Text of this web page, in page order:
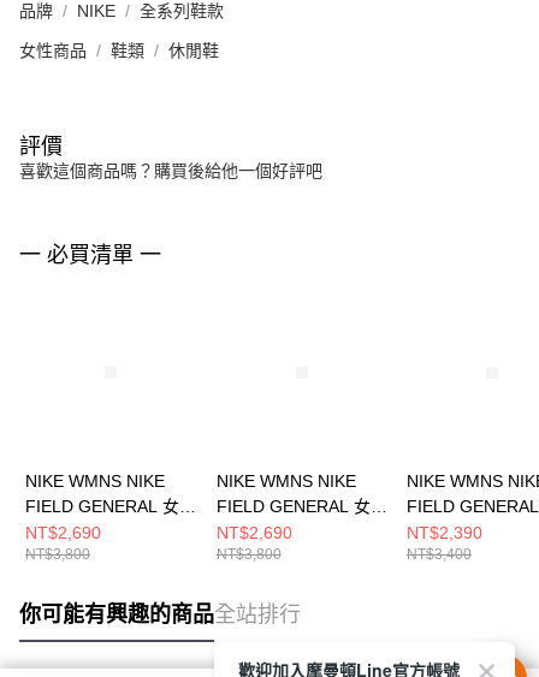
品牌 NIKE 全系列鞋款
女性商品 鞋類 休閒鞋
評價
喜歡這個商品嗎？購買後給他一個好評吧
一 必買清單 一
NIKE WMNS NIKE
FIELD GENERAL 女
休閒鞋 IF5007601
NT$2,690
NT$3,800
NIKE WMNS NIKE
FIELD GENERAL 女
休閒鞋 IF1743001
NT$2,690
NT$3,800
NIKE WMNS
FIELD
休閒鞋
NT$2,390
NT$3,400
你可能有興趣的商品全站排行
歡迎加入摩曼頓Line官方帳號